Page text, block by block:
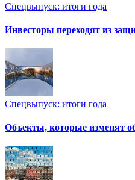
Спецвыпуск: итоги года
Инвесторы переходят из
Спецвыпуск: итоги года
Объекты, которые изменят